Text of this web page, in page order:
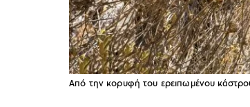
Από την κορυφή του ερειπωμένου